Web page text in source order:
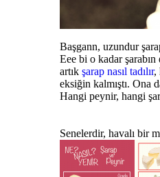
Başgann, uzundur
Eee bi o kadar
artık şarap nasıl tadılır,
eksiğin kalmıştı. Ona
Hangi peynir, hangi
Senelerdir, havalı bir